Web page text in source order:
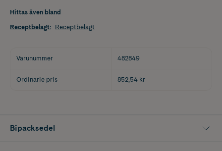
Hittas även bland
Receptbelagt: Receptbelagt
Varunummer 482849
Ordinarie pris 852,54 kr
Bipacksedel